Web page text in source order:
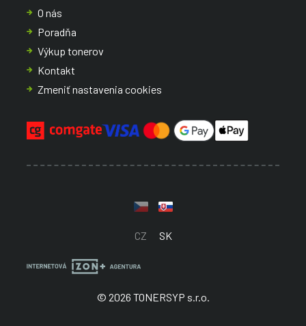
O nás
Poradňa
Výkup tonerov
Kontakt
Zmeniť nastavenia cookies
CZ SK
© 2026 TONERSYP s.r.o.